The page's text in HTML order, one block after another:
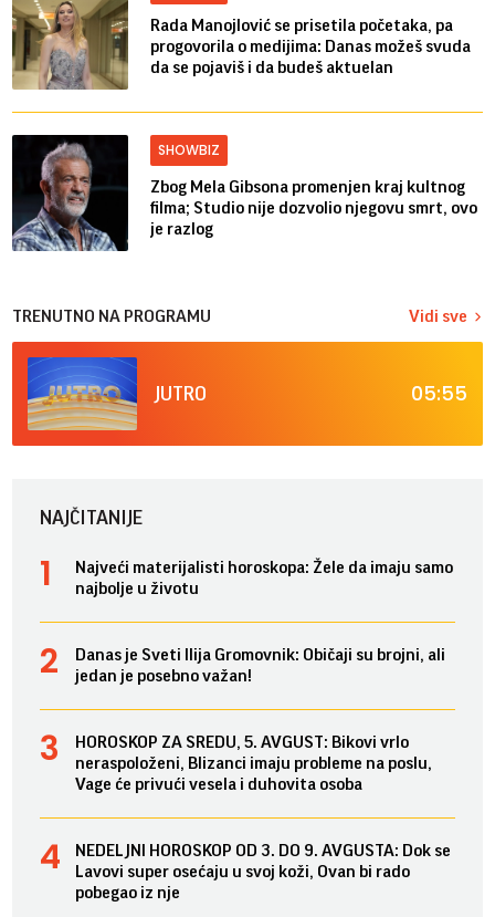
Rada Manojlović se prisetila početaka, pa
progovorila o medijima: Danas možeš svuda
da se pojaviš i da budeš aktuelan
SHOWBIZ
Zbog Mela Gibsona promenjen kraj kultnog
filma; Studio nije dozvolio njegovu smrt, ovo
je razlog
TRENUTNO NA PROGRAMU Vidi sve
JUTRO 05:55
NAJČITANIJE
Najveći materijalisti horoskopa: Žele da imaju samo
najbolje u životu
Danas je Sveti Ilija Gromovnik: Običaji su brojni, ali
jedan je posebno važan!
HOROSKOP ZA SREDU, 5. AVGUST: Bikovi vrlo
neraspoloženi, Blizanci imaju probleme na poslu,
Vage će privući vesela i duhovita osoba
NEDELJNI HOROSKOP OD 3. DO 9. AVGUSTA: Dok se
Lavovi super osećaju u svoj koži, Ovan bi rado
pobegao iz nje